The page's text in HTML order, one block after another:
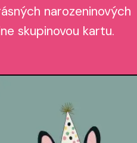
narozeninových
skupinovou kartu.